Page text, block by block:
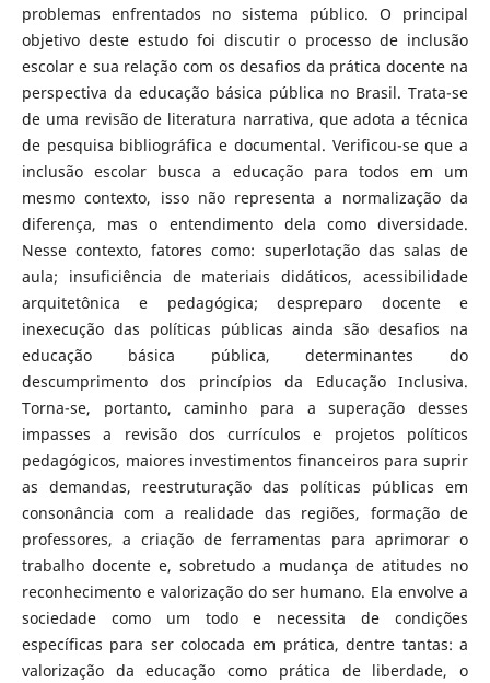
problemas enfrentados no sistema público. O principal
objetivo deste estudo foi discutir o processo de inclusão
escolar e sua relação com os desafios da prática docente na
perspectiva da educação básica pública no Brasil. Trata-se
de uma revisão de literatura narrativa, que adota a técnica
de pesquisa bibliográfica e documental. Verificou-se que a
inclusão escolar busca a educação para todos em um
mesmo contexto, isso não representa a normalização da
diferença, mas o entendimento dela como diversidade.
Nesse contexto, fatores como: superlotação das salas de
aula; insuficiência de materiais didáticos, acessibilidade
arquitetônica e pedagógica; despreparo docente e
inexecução das políticas públicas ainda são desafios na
educação básica pública, determinantes do
descumprimento dos princípios da Educação Inclusiva.
Torna-se, portanto, caminho para a superação desses
impasses a revisão dos currículos e projetos políticos
pedagógicos, maiores investimentos financeiros para suprir
as demandas, reestruturação das políticas públicas em
consonância com a realidade das regiões, formação de
professores, a criação de ferramentas para aprimorar o
trabalho docente e, sobretudo a mudança de atitudes no
reconhecimento e valorização do ser humano. Ela envolve a
sociedade como um todo e necessita de condições
específicas para ser colocada em prática, dentre tantas: a
valorização da educação como prática de liberdade, o